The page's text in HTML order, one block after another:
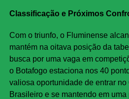
Classificação e Próximos
Com o triunfo, o Fluminense
mantém na oitava posição da
busca por uma vaga em
o Botafogo estaciona nos 40
valiosa oportunidade de entrar
Brasileiro e se mantendo em